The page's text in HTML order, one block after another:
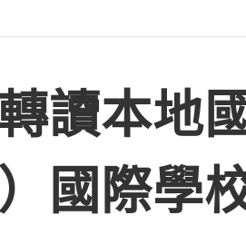
讀本地
）國際學